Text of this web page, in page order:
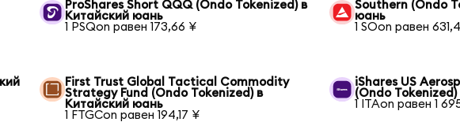
ProShares Short QQQ (Ondo Tokenized) в
Китайский юань
1 PSQon равен 173,66 ¥
Southern (Ondo
юань
1 SOon равен
First Trust Global Tactical Commodity
Strategy Fund (Ondo Tokenized) в
Китайский юань
1 FTGCon равен 194,17 ¥
iShares US
(Ondo
1 ITAon равен 1